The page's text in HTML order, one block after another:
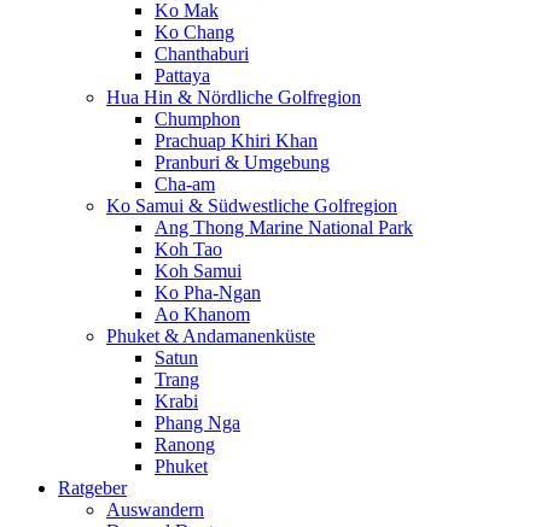
Ko Mak
Ko Chang
Chanthaburi
Pattaya
Hua Hin & Nördliche Golfregion
Chumphon
Prachuap Khiri Khan
Pranburi & Umgebung
Cha-am
Ko Samui & Südwestliche Golfregion
Ang Thong Marine National Park
Koh Tao
Koh Samui
Ko Pha-Ngan
Ao Khanom
Phuket & Andamanenküste
Satun
Trang
Krabi
Phang Nga
Ranong
Phuket
Ratgeber
Auswandern